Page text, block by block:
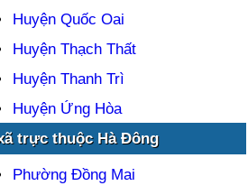
Huyện Quốc Oai
Huyện Thạch Thất
Huyện Thanh Trì
Huyện Ứng Hòa
trực thuộc Hà Đông
Phường Đồng Mai